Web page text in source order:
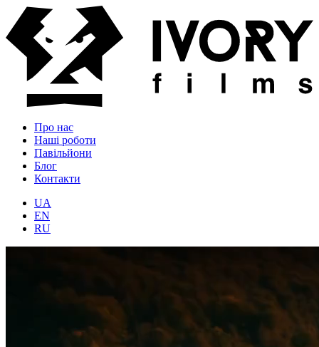
Про нас
Наші роботи
Павільйони
Блог
Контакти
UA
EN
RU